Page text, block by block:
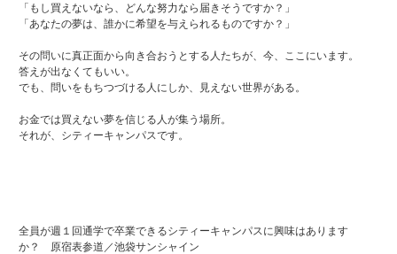
「もし買えないなら、どんな努力なら届きそうですか？」
「あなたの夢は、誰かに希望を与えられるものですか？」
その問いに真正面から向き合おうとする人たちが、今、ここにいます。
答えが出なくてもいい。
でも、問いをもちつづける人にしか、見えない世界がある。
お金では買えない夢を信じる人が集う場所。
それが、シティーキャンパスです。
全員が週１回通学で卒業できるシティーキャンパスに興味はあります
か？ 原宿表参道／池袋サンシャイン